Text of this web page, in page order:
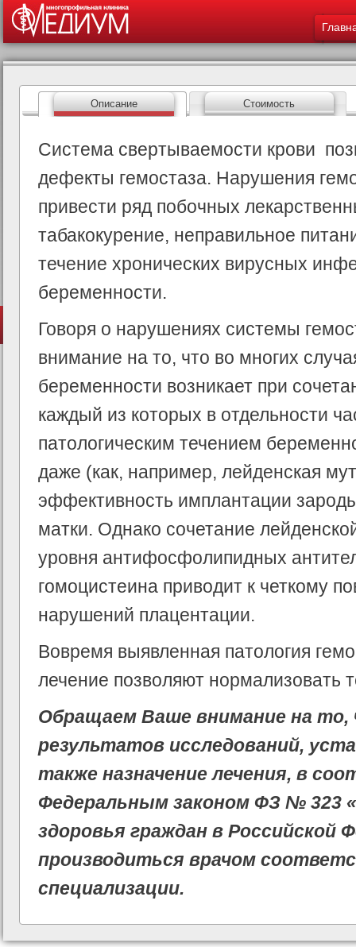
Описание Стоимость
Система свертываемости крови
дефекты гемостаза. Нарушения
привести ряд побочных
табакокурение, неправильное
течение хронических вирусных
беременности.
Говоря о нарушениях системы
внимание на то, что во многих
беременности возникает при
каждый из которых в отдельности
патологическим течением
даже (как, например, лейденская
эффективность имплантации
матки. Однако сочетание
уровня антифосфолипидных
гомоцистеина приводит к четкому
нарушений плацентации.
Вовремя выявленная патология
лечение позволяют нормализовать
Обращаем Ваше внимание на
результатов исследований,
также назначение лечения, в
Федеральным законом ФЗ № 323
здоровья граждан в Российской
производиться врачом
специализации.